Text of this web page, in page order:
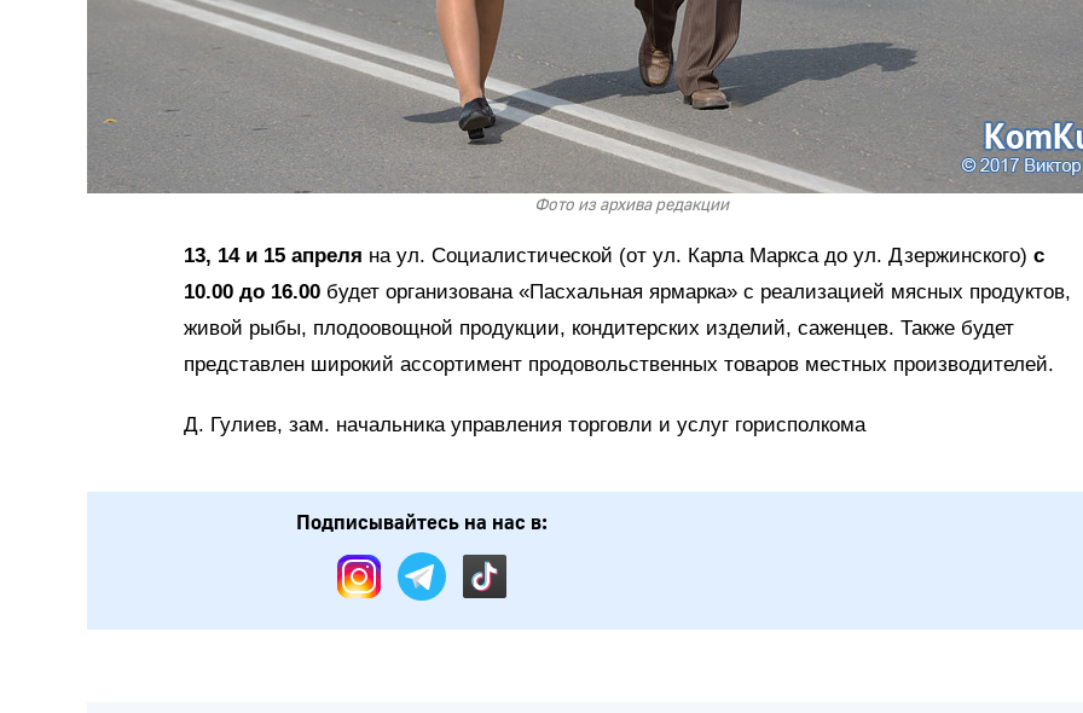
Фото из архива редакции
13, 14 и 15 апреля на ул. Социалистической (от ул. Карла Маркса до ул. Дзержинского) с
10.00 до 16.00 будет организована «Пасхальная ярмарка» с реализацией мясных продуктов,
живой рыбы, плодоовощной продукции, кондитерских изделий, саженцев. Также будет
представлен широкий ассортимент продовольственных товаров местных производителей.
Д. Гулиев, зам. начальника управления торговли и услуг горисполкома
Подписывайтесь на нас в: